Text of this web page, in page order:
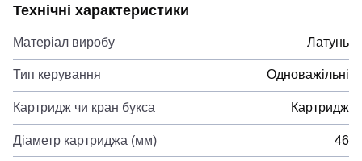
Технічні характеристики
Матеріал виробу Латунь
Тип керування Одноважільні
Картридж чи кран букса Картридж
Діаметр картриджа (мм) 46